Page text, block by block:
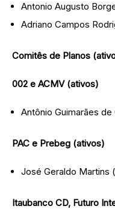
Antonio Augusto
Adriano Campos
Comitês de Planos
002 e ACMV (ativos)
Antônio Guimarães
PAC e Prebeg (ativos)
José Geraldo Martins
Itaubanco CD, Futuro